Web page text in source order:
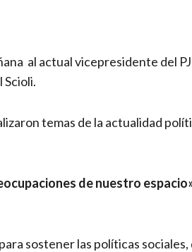
al actual vicepresidente del
temas de la actualidad
de nuestro
sostener las políticas